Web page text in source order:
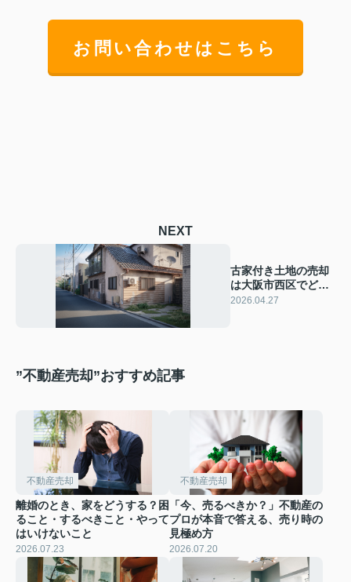
お問い合わせはこちら
NEXT
古家付き土地の売却
は大阪市西区でどう
進める？高値を目指
2026.04.27
”不動産売却”おすすめ記事
不動産売却
離婚のとき、家をどうする？困
ること・するべきこと・やって
はいけないこと
2026.07.23
不動産売却
「今、売るべきか？」不動産の
プロが本音で答える、売り時の
見極め方
2026.07.20